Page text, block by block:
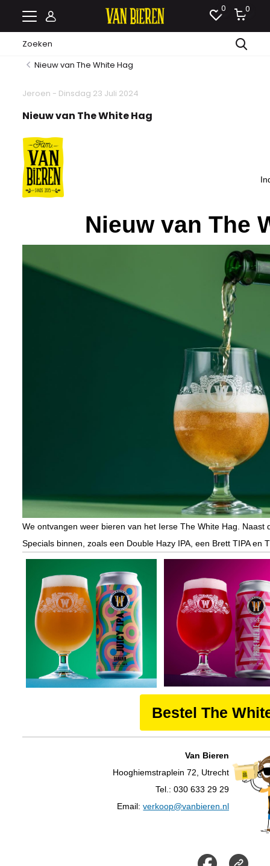
0 0
Nieuw van The White Hag
Jeroen - Dinsdag 23 Juli 2024
Nieuw van The White Hag
Nieuw van The
We ontvangen weer bieren van het Ierse The White Hag.
Specials binnen, zoals een Double Hazy IPA, een Brett TIPA en
Bestel The
Van Bieren
Hooghiemstraplein 72, Utrecht
Tel.: 030 633 29 29
Email:verkoop@vanbieren.nl